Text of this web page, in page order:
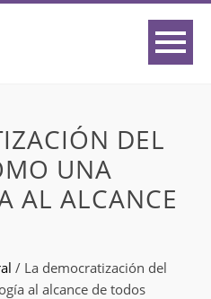
DEL
UNA
AL ALCANCE
/ La democratización del
al alcance de todos